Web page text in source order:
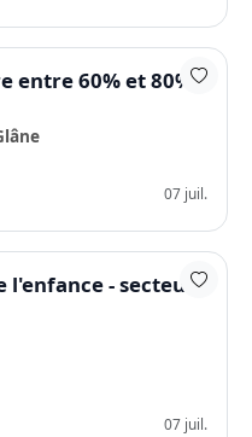
entre 60% et 80%
07 juil.
l'enfance - secteur
07 juil.